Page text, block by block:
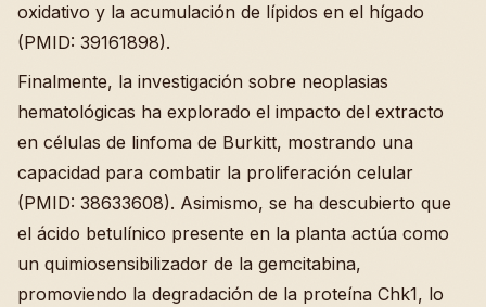
oxidativo y la acumulación de lípidos en el hígado
(PMID: 39161898).
Finalmente, la investigación sobre neoplasias
hematológicas ha explorado el impacto del extracto
en células de linfoma de Burkitt, mostrando una
capacidad para combatir la proliferación celular
(PMID: 38633608). Asimismo, se ha descubierto que
el ácido betulínico presente en la planta actúa como
un quimiosensibilizador de la gemcitabina,
promoviendo la degradación de la proteína Chk1, lo